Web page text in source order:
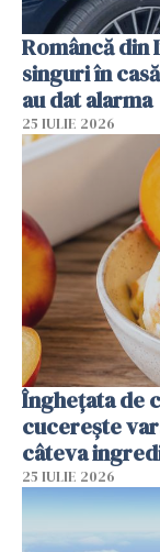
Româncă din
singuri în
au dat alarma
25 IULIE 2026
Înghețata de
cucerește
câteva
25 IULIE 2026